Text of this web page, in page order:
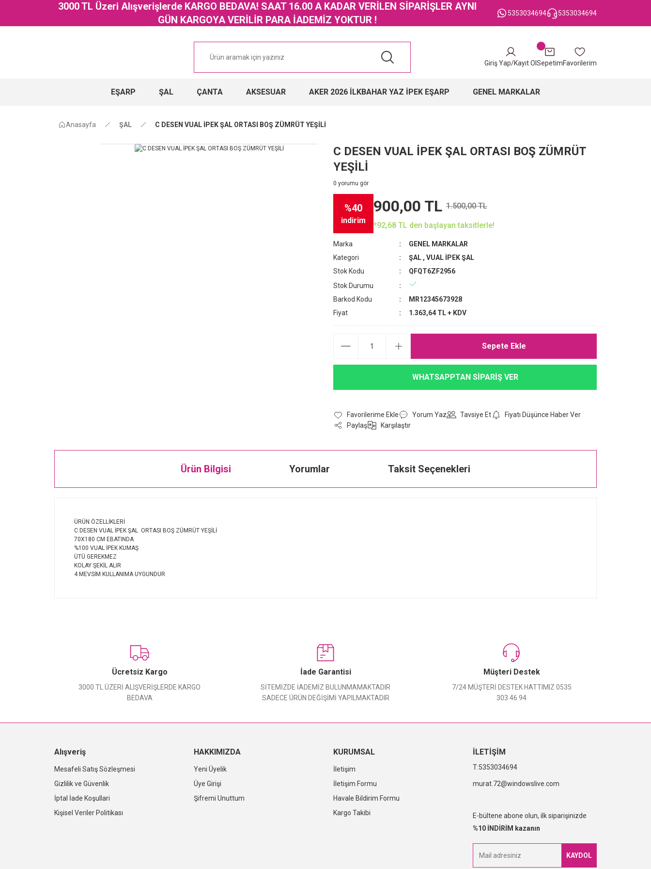
3000 TL Üzeri Alışverişlerde KARGO BEDAVA! SAAT 16.00 A KADAR VERİLEN SİPARİŞLER AYNI
GÜN KARGOYA VERİLİR PARA İADEMİZ YOKTUR !
5353034694 5353034694
Giriş Yap/Kayıt Ol SepetimFavorilerim
EŞARP ŞAL ÇANTA AKSESUAR AKER 2026 İLKBAHAR YAZ İPEK EŞARP GENEL MARKALAR
Anasayfa ŞAL C DESEN VUAL İPEK ŞAL ORTASI BOŞ ZÜMRÜT YEŞİLİ
C DESEN VUAL İPEK ŞAL ORTASI BOŞ ZÜMRÜT
YEŞİLİ
0 yorumu gör
%40
indirim
900,00 TL 1.500,00 TL
*92,68 TL den başlayan taksitlerle!
Marka
GENEL MARKALAR
Kategori
ŞAL , VUAL İPEK ŞAL
Stok Kodu
QFQT6ZF2956
Stok Durumu
Barkod Kodu
MR12345673928
Fiyat
1.363,64 TL + KDV
Sepete Ekle
WHATSAPPTAN SİPARİŞ VER
Yorum Yaz Tavsiye Et
Fiyatı Düşünce Haber Ver
Paylaş
Karşılaştır
Ürün Bilgisi Yorumlar Taksit Seçenekleri
ÜRÜN ÖZELLİKLERİ
C DESEN VUAL İPEK ŞAL ORTASI BOŞ ZÜMRÜT YEŞİLİ
70X180 CM EBATINDA
%100 VUAL İPEK KUMAŞ
ÜTÜ GEREKMEZ
KOLAY ŞEKİL ALIR
4 MEVSİM KULLANIMA UYGUNDUR
Yorum Yaz
Ücretsiz Kargo
3000 TL ÜZERİ ALIŞVERİŞLERDE KARGO
BEDAVA
İade Garantisi
SİTEMİZDE İADEMİZ BULUNMAMAKTADIR
SADECE ÜRÜN DEĞİŞİMİ YAPILMAKTADIR
Müşteri Destek
7/24 MÜŞTERİ DESTEK HATTIMIZ 0535
303 46 94
Alışveriş
Mesafeli Satış Sözleşmesi
Gizlilik ve Güvenlik
İptal İade Koşullari
Kişisel Veriler Politikası
HAKKIMIZDA
Yeni Üyelik
Üye Girişi
Şifremi Unuttum
KURUMSAL
İletişim
İletişim Formu
Havale Bildirim Formu
Kargo Takibi
İLETİŞİM
5353034694
murat.72@windowslive.com
E-bültene abone olun, ilk siparişinizde
%10 İNDİRİM kazanın
KAYDOL